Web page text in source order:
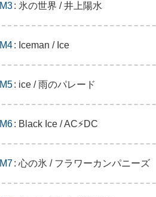
M3: 氷の世界 / 井上陽水
M4: Iceman / Ice
M5: ice / 雨のパレード
M6: Black Ice / AC⚡DC
M7: 心の氷 / フラワーカンパニーズ